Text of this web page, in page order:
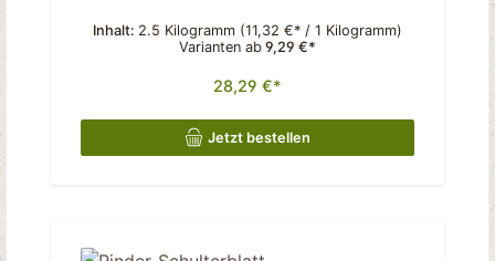
Inhalt: 2.5 Kilogramm (11,32 €* / 1 Kilogramm)
Varianten ab 9,29 €*
28,29 €*
Jetzt bestellen